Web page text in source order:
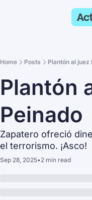
Home Posts Plantón al juez
Plantón
Peinado
Zapatero ofreció
el terrorismo. ¡Asco!
Sep 28, 2025•2 min read